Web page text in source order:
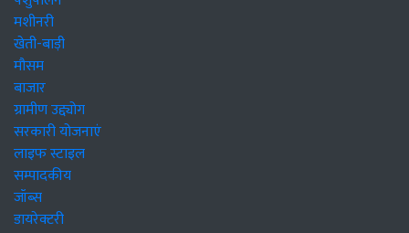
मशीनरी
खेती-बाड़ी
मौसम
बाजार
ग्रामीण उद्द्योग
सरकारी योजनाएं
लाइफ स्टाइल
सम्पादकीय
जॉब्स
डायरेक्टरी